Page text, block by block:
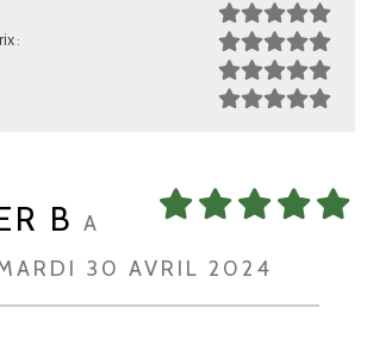
:
B A
30 AVRIL 2024